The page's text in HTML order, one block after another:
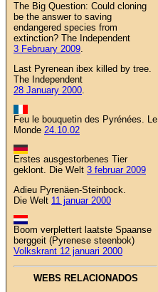
The Big Question: Could cloning
be the answer to saving
endangered species from
extinction? The Independent
3 February 2009.
Last Pyrenean ibex killed by tree.
The Independent
28 January 2000.
Feu le bouquetin des Pyrénées. Le
Monde 24.10.02
Erstes ausgestorbenes Tier
geklont. Die Welt 3 februar 2009
Adieu Pyrenäen-Steinbock.
Die Welt 11 januar 2000
Boom verplettert laatste Spaanse
berggeit (Pyrenese steenbok)
Volkskrant 12 januari 2000
WEBS RELACIONADOS